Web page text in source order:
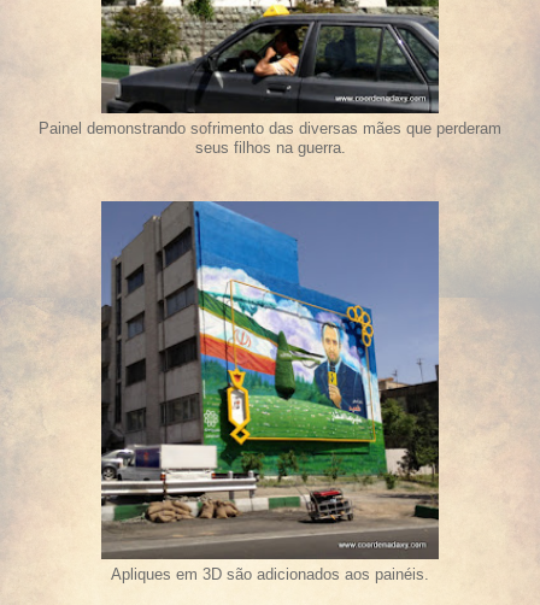
Painel demonstrando sofrimento das diversas mães que perderam
seus filhos na guerra.
Apliques em 3D são adicionados aos painéis.